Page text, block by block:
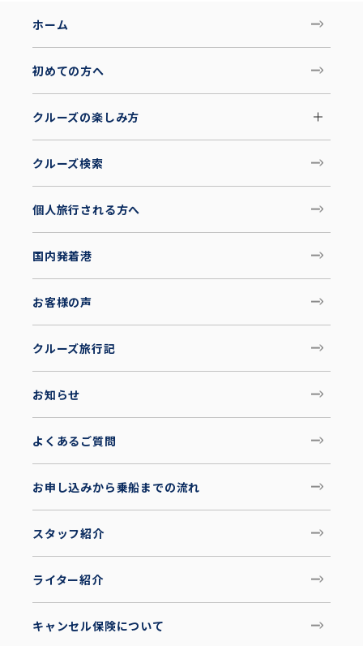
ホーム
初めての方へ
クルーズの楽しみ方
クルーズ検索
個人旅行される方へ
国内発着港
お客様の声
クルーズ旅行記
お知らせ
よくあるご質問
お申し込みから乗船までの流れ
スタッフ紹介
ライター紹介
キャンセル保険について